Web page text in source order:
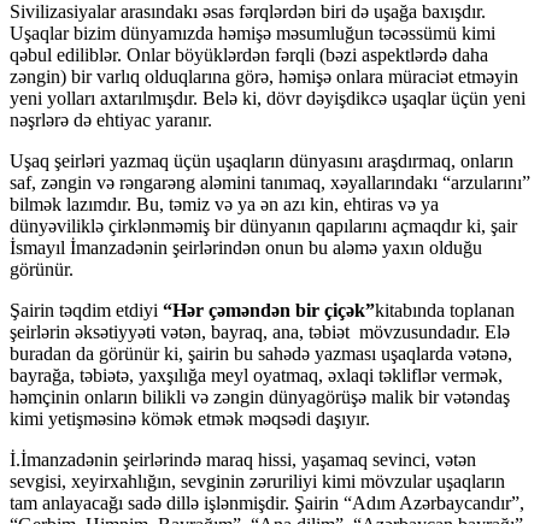
Sivilizasiyalar arasındakı əsas fərqlərdən biri də uşağa baxışdır.
Uşaqlar bizim dünyamızda həmişə məsumluğun təcəssümü kimi
qəbul ediliblər. Onlar böyüklərdən fərqli (bəzi aspektlərdə daha
zəngin) bir varlıq olduqlarına görə, həmişə onlara müraciət etməyin
yeni yolları axtarılmışdır. Belə ki, dövr dəyişdikcə uşaqlar üçün yeni
nəşrlərə də ehtiyac yaranır.
Uşaq şeirləri yazmaq üçün uşaqların dünyasını araşdırmaq, onların
saf, zəngin və rəngarəng aləmini tanımaq, xəyallarındakı “arzularını”
bilmək lazımdır. Bu, təmiz və ya ən azı kin, ehtiras və ya
dünyəviliklə çirklənməmiş bir dünyanın qapılarını açmaqdır ki, şair
İsmayıl İmanzadənin şeirlərindən onun bu aləmə yaxın olduğu
görünür.
Şairin təqdim etdiyi “Hər çəməndən bir çiçək”kitabında toplanan
şeirlərin əksətiyyəti vətən, bayraq, ana, təbiət mövzusundadır. Elə
buradan da görünür ki, şairin bu sahədə yazması uşaqlarda vətənə,
bayrağa, təbiətə, yaxşılığa meyl oyatmaq, əxlaqi təkliflər vermək,
həmçinin onların bilikli və zəngin dünyagörüşə malik bir vətəndaş
kimi yetişməsinə kömək etmək məqsədi daşıyır.
İ.İmanzadənin şeirlərində maraq hissi, yaşamaq sevinci, vətən
sevgisi, xeyirxahlığın, sevginin zəruriliyi kimi mövzular uşaqların
tam anlayacağı sadə dillə işlənmişdir. Şairin “Adım Azərbaycandır”,